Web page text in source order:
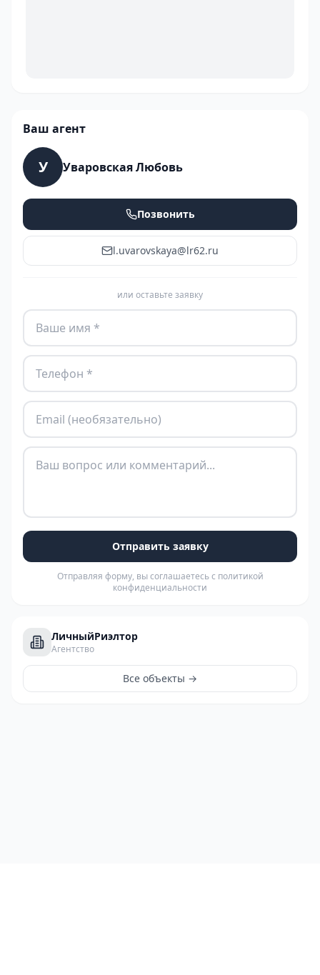
Ваш агент
У Уваровская Любовь
Позвонить
l.uvarovskaya@lr62.ru
или оставьте заявку
Отправить заявку
Отправляя форму, вы соглашаетесь с политикой
конфиденциальности
ЛичныйРиэлтор
Агентство
Все объекты →